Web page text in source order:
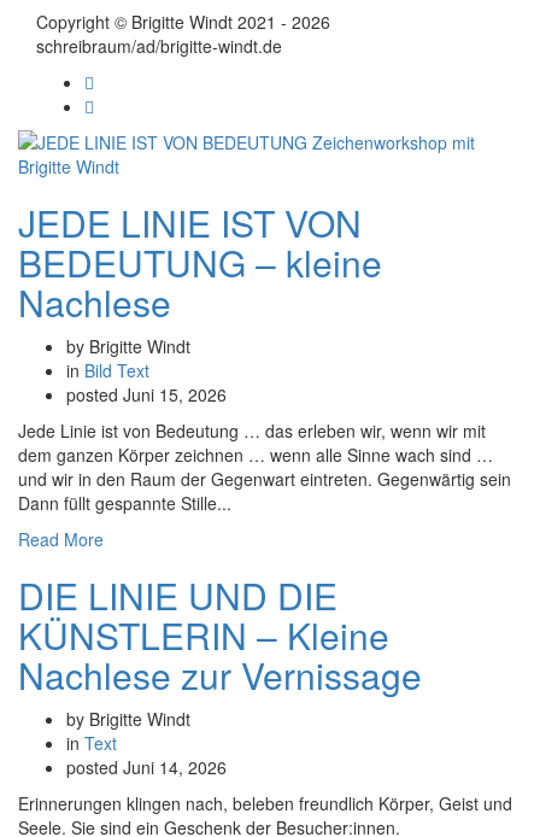
Copyright © Brigitte Windt 2021 - 2026
schreibraum/ad/brigitte-windt.de
JEDE LINIE IST VON
BEDEUTUNG – kleine
Nachlese
by Brigitte Windt
in Bild Text
posted Juni 15, 2026
Jede Linie ist von Bedeutung … das erleben wir, wenn wir mit
dem ganzen Körper zeichnen … wenn alle Sinne wach sind …
und wir in den Raum der Gegenwart eintreten. Gegenwärtig sein
Dann füllt gespannte Stille...
Read More
DIE LINIE UND DIE
KÜNSTLERIN – Kleine
Nachlese zur Vernissage
by Brigitte Windt
in Text
posted Juni 14, 2026
Erinnerungen klingen nach, beleben freundlich Körper, Geist und
Seele. Sie sind ein Geschenk der Besucher:innen.